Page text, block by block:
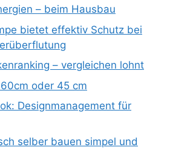
– beim Hausbau
bietet effektiv Schutz bei
– vergleichen lohnt
oder 45 cm
Designmanagement für
selber bauen simpel und